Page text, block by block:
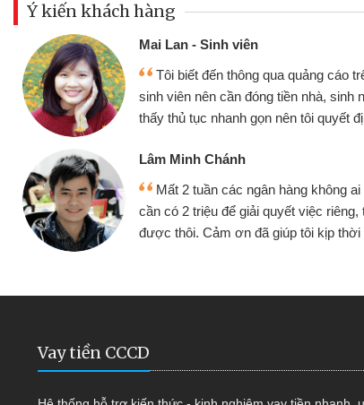
Ý kiến khách hàng
cầm cố chiếc xe wave
tiền bằng CMND online
lợi, sẽ giới thiệu cho bạn
lẻ nhiều lúc cần vốn nhập
bạn bè giới thiệu tôi đã giải
nhanh chóng
Tôi
sinh
thấy
Mất
cần có
được
Vay tiền CCCD